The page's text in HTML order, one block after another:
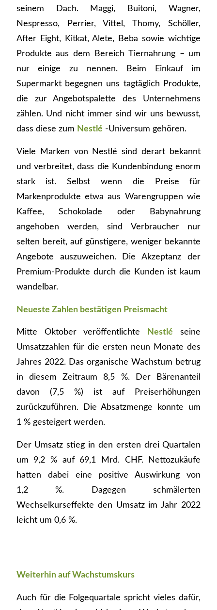
seinem Dach. Maggi, Buitoni, Wagner,
Nespresso, Perrier, Vittel, Thomy, Schöller,
After Eight, Kitkat, Alete, Beba sowie wichtige
Produkte aus dem Bereich Tiernahrung – um
nur einige zu nennen. Beim Einkauf im
Supermarkt begegnen uns tagtäglich Produkte,
die zur Angebotspalette des Unternehmens
zählen. Und nicht immer sind wir uns bewusst,
dass diese zum Nestlé -Universum gehören.
Viele Marken von Nestlé sind derart bekannt
und verbreitet, dass die Kundenbindung enorm
stark ist. Selbst wenn die Preise für
Markenprodukte etwa aus Warengruppen wie
Kaffee, Schokolade oder Babynahrung
angehoben werden, sind Verbraucher nur
selten bereit, auf günstigere, weniger bekannte
Angebote auszuweichen. Die Akzeptanz der
Premium-Produkte durch die Kunden ist kaum
wandelbar.
Neueste Zahlen bestätigen Preismacht
Mitte Oktober veröffentlichte Nestlé seine
Umsatzzahlen für die ersten neun Monate des
Jahres 2022. Das organische Wachstum betrug
in diesem Zeitraum 8,5 %. Der Bärenanteil
davon (7,5 %) ist auf Preiserhöhungen
zurückzuführen. Die Absatzmenge konnte um
1 % gesteigert werden.
Der Umsatz stieg in den ersten drei Quartalen
um 9,2 % auf 69,1 Mrd. CHF. Nettozukäufe
hatten dabei eine positive Auswirkung von
1,2 %. Dagegen schmälerten
Wechselkurseffekte den Umsatz im Jahr 2022
leicht um 0,6 %.
Weiterhin auf Wachstumskurs
Auch für die Folgequartale spricht vieles dafür,